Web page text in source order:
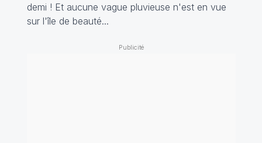
demi ! Et aucune vague pluvieuse n'est en vue
sur l'île de beauté...